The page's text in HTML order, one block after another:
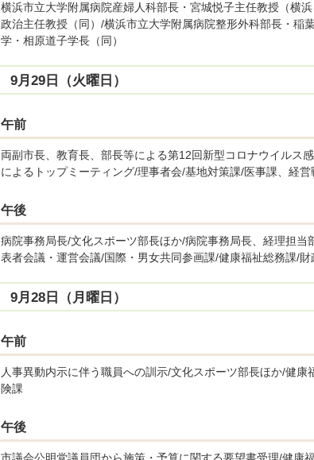
横浜市立大学附属病院産婦人科部長・宮城悦子主任教授（横
政治主任教授（同）/横浜市立大学附属病院整形外科部長・稲
学・相原道子学長（同）
9月29日（火曜日）
午前
両副市長、教育長、部長等による第12回新型コロナウイルス
によるトップミーティング/理事者会/基地対策課/医事課、経
午後
病院事務局長/文化スポーツ部長ほか/病院事務局長、経理担
表者会議・運営会議/国際・男女共同参画課/健康福祉総務課/
9月28日（月曜日）
午前
人事異動内示に伴う職員への訓示/文化スポーツ部長ほか/健
険課
午後